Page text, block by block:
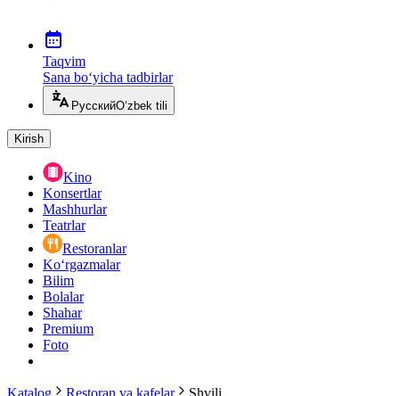
Taqvim
Sana bo‘yicha tadbirlar
РусскийO‘zbek tili
Kirish
Kino
Konsertlar
Mashhurlar
Teatrlar
Restoranlar
Ko‘rgazmalar
Bilim
Bolalar
Shahar
Premium
Foto